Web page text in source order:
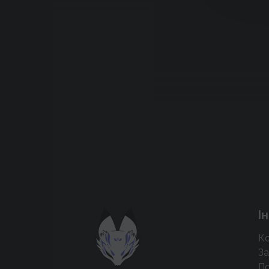
крутих нововведень
Підтримати проєкт